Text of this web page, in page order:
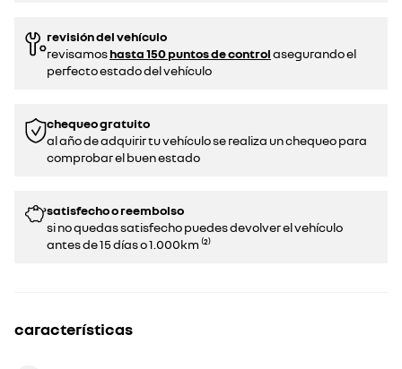
revisión del vehículo
revisamoshasta 150 puntos de controlasegurando el
perfecto estado del vehículo
chequeo gratuito
al año de adquirir tu vehículo se realiza un chequeo para
comprobar el buen estado​​
satisfecho o reembolso
si no quedas satisfecho puedes devolver el vehículo
antes de 15 días o 1.000km ⁽²⁾
características